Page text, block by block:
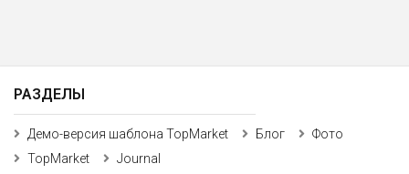
РАЗДЕЛЫ
Демо-версия шаблона TopMarket Блог
Фото
TopMarket
Journal